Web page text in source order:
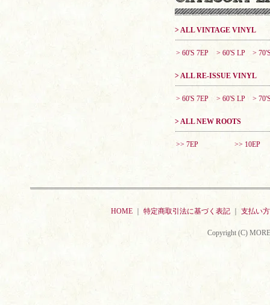
> ALL VINTAGE VINYL
> 60'S 7EP > 60'S LP >
> ALL RE-ISSUE VINYL
> 60'S 7EP > 60'S LP >
> ALL NEW ROOTS
>> 7EP >> 10EP
HOME 特定商取引法に基づく表記 支払い
Copyright (C)